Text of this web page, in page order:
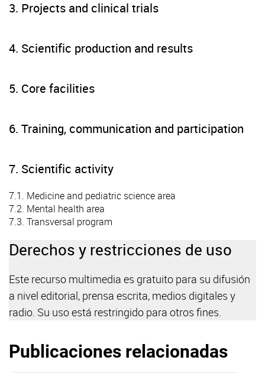
3. Projects and clinical trials
4. Scientific production and results
5. Core facilities
6. Training, communication and participation
7. Scientific activity
7.1. Medicine and pediatric science area
7.2. Mental health area
7.3. Transversal program
Derechos y restricciones de uso
Este recurso multimedia es gratuito para su difusión
a nivel editorial, prensa escrita, medios digitales y
radio. Su uso está restringido para otros fines.
Publicaciones relacionadas